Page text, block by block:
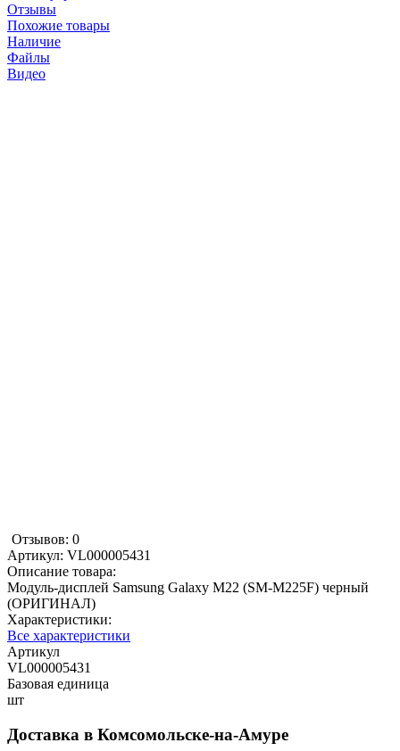
Отзывы
Похожие товары
Наличие
Файлы
Видео
Отзывов: 0
Артикул: VL000005431
Описание товара:
Модуль-дисплей Samsung Galaxy M22 (SM-M225F) черный
(ОРИГИНАЛ)
Характеристики:
Все характеристики
Артикул
VL000005431
Базовая единица
шт
Доставка в Комсомольске-на-Амуре